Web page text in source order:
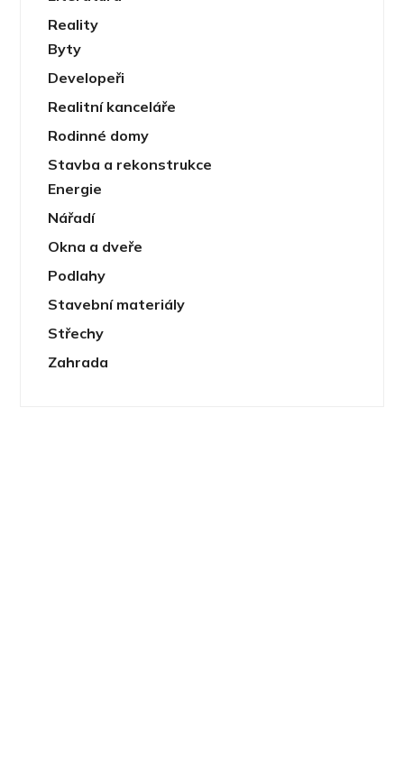
Reality
Byty
Developeři
Realitní kanceláře
Rodinné domy
Stavba a rekonstrukce
Energie
Nářadí
Okna a dveře
Podlahy
Stavební materiály
Střechy
Zahrada